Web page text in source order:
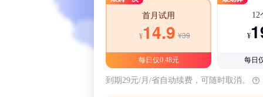
首月试用
¥14.9 ¥39
每日仅0.48元
12
¥
每日
到期29元/月/省自动续费，可随时取消。